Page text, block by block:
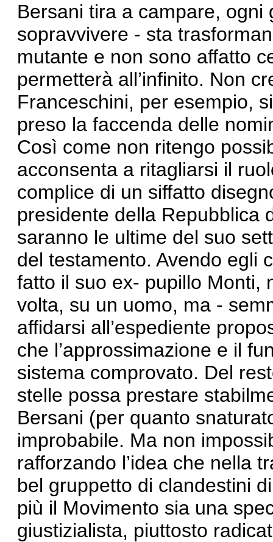
Bersani tira a campare,
sopravvivere - sta
mutante e non sono affatto
permetterà all’infinito. Non
Franceschini, per esempio,
preso la faccenda delle
Così come non ritengo
acconsenta a ritagliarsi il
complice di un siffatto
presidente della Repubblica
saranno le ultime del suo
del testamento. Avendo egli
fatto il suo ex- pupillo Monti,
volta, su un uomo, ma -
affidarsi all’espediente
che l’approssimazione e il
sistema comprovato. Del
stelle possa prestare
Bersani (per quanto
improbabile. Ma non
rafforzando l’idea che nella
bel gruppetto di clandestini
più il Movimento sia una
giustizialista, piuttosto